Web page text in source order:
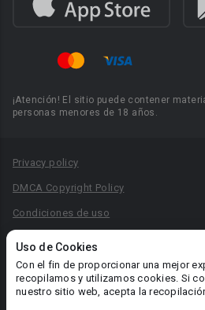
Uso de Cookies
Con el fin de proporcionar una mejor
recopilamos y utilizamos cookies. Si
nuestro sitio web, acepta la
¡Atención! El sitio puede contener
personas menores de 18 años.
Privacy policy
DMCA Copyright Policy
Condiciones de uso
Reglas para la publicación de libros
Área RR.PP.: pr@booknet.com